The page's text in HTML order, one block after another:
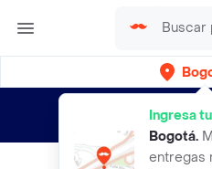
Ingresa
Bogotá.
entregas
envíos gratis por